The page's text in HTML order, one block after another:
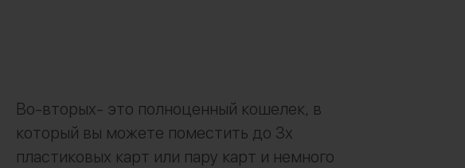
Во-вторых- это полноценный кошелек, в
который вы можете поместить до 3х
пластиковых карт или пару карт и немного